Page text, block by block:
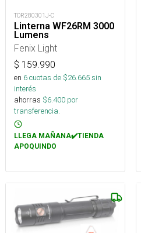
TOR280301J-C
Linterna WF26RM 3000
Lumens
Fenix Light
$ 159.990
en 6cuotas de $26.665sin
interés
ahorras $6.400 por
transferencia.
LLEGA MAÑANA✔️TIENDA
APOQUINDO